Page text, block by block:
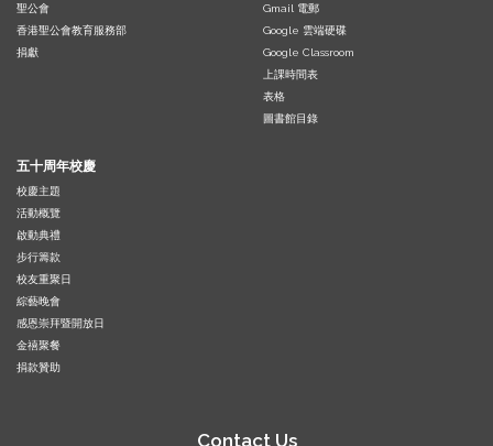
聖公會
香港聖公會教育服務部
捐獻
Gmail 電郵
Google 雲端硬碟
Google Classroom
上課時間表
表格
圖書館目錄
五十周年校慶
校慶主題
活動概覽
啟動典禮
步行籌款
校友重聚日
綜藝晚會
感恩崇拜暨開放日
金禧聚餐
捐款贊助
Contact Us